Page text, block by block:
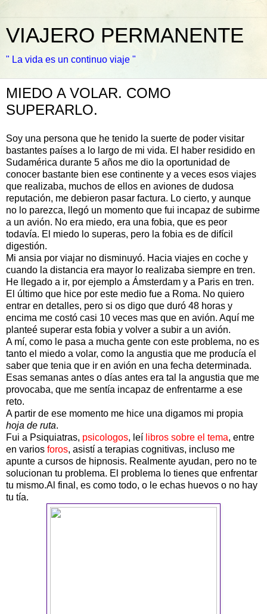
VIAJERO PERMANENTE
" La vida es un continuo viaje "
MIEDO A VOLAR. COMO
SUPERARLO.
Soy una persona que he tenido la suerte de poder visitar
bastantes países a lo largo de mi vida. El haber residido en
Sudamérica durante 5 años me dio la oportunidad de
conocer bastante bien ese continente y a veces esos viajes
que realizaba, muchos de ellos en aviones de dudosa
reputación, me debieron pasar factura. Lo cierto, y aunque
no lo parezca, llegó un momento que fui incapaz de subirme
a un avión. No era miedo, era una fobia, que es peor
todavía. El miedo lo superas, pero la fobia es de difícil
digestión.
Mi ansia por viajar no disminuyó. Hacia viajes en coche y
cuando la distancia era mayor lo realizaba siempre en tren.
He llegado a ir, por ejemplo a Ámsterdam y a Paris en tren.
El último que hice por este medio fue a Roma. No quiero
entrar en detalles, pero si os digo que duró 48 horas y
encima me costó casi 10 veces mas que en avión. Aquí me
planteé superar esta fobia y volver a subir a un avión.
A mí, como le pasa a mucha gente con este problema, no es
tanto el miedo a volar, como la angustia que me producía el
saber que tenia que ir en avión en una fecha determinada.
Esas semanas antes o días antes era tal la angustia que me
provocaba, que me sentía incapaz de enfrentarme a ese
reto.
A partir de ese momento me hice una digamos mi propia
hoja de ruta.
Fui a Psiquiatras, psicologos, leí libros sobre el tema, entre
en varios foros, asistí a terapias cognitivas, incluso me
apunte a cursos de hipnosis. Realmente ayudan, pero no te
solucionan tu problema. El problema lo tienes que enfrentar
tu mismo.Al final, es como todo, o le echas huevos o no hay
tu tía.